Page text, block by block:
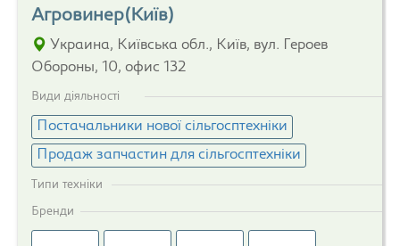
Агровинер(Київ)
Украина, Київська обл., Київ, вул. Героев
Обороны, 10, офис 132
Види діяльності
Постачальники нової сільгосптехніки
Продаж запчастин для сільгосптехніки
Типи техніки
Бренди